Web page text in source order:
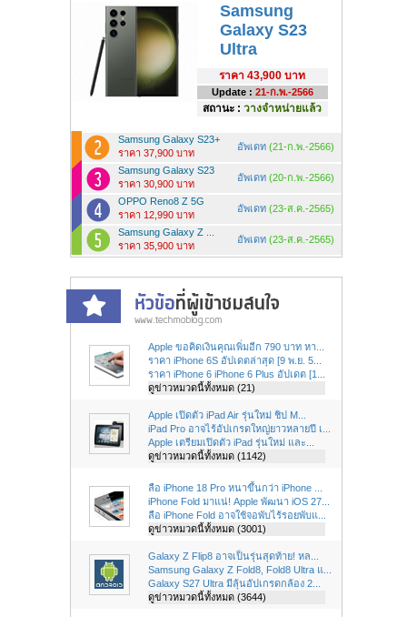
Samsung
Galaxy S23
Ultra
ราคา 43,900 บาท
Update : 21-ก.พ.-2566
สถานะ : วางจำหน่ายแล้ว
Samsung Galaxy S23+
ราคา 37,900 บาท
อัพเดท (21-ก.พ.-2566)
Samsung Galaxy S23
ราคา 30,900 บาท
อัพเดท (20-ก.พ.-2566)
OPPO Reno8 Z 5G
ราคา 12,990 บาท
อัพเดท (23-ส.ค.-2565)
Samsung Galaxy Z ...
ราคา 35,900 บาท
อัพเดท (23-ส.ค.-2565)
Apple ขอคิดเงินคุณเพิ่มอีก 790 บาท หา...
ราคา iPhone 6S อัปเดตล่าสุด [9 พ.ย. 5...
ราคา iPhone 6 iPhone 6 Plus อัปเดต [1...
ดูข่าวหมวดนี้ทั้งหมด (21)
Apple เปิดตัว iPad Air รุ่นใหม่ ชิป M...
iPad Pro อาจไร้อัปเกรดใหญ่ยาวหลายปี เ...
Apple เตรียมเปิดตัว iPad รุ่นใหม่ และ...
ดูข่าวหมวดนี้ทั้งหมด (1142)
ลือ iPhone 18 Pro หนาขึ้นกว่า iPhone ...
iPhone Fold มาแน่! Apple พัฒนา iOS 27...
ลือ iPhone Fold อาจใช้จอพับไร้รอยพับแ...
ดูข่าวหมวดนี้ทั้งหมด (3001)
Galaxy Z Flip8 อาจเป็นรุ่นสุดท้าย! หล...
Samsung Galaxy Z Fold8, Fold8 Ultra แ...
Galaxy S27 Ultra มีลุ้นอัปเกรดกล้อง 2...
ดูข่าวหมวดนี้ทั้งหมด (3644)